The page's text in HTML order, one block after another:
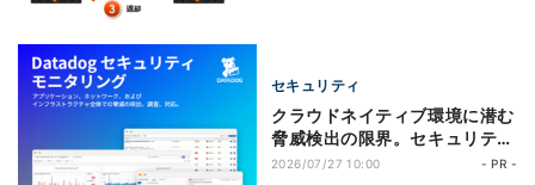
セキュリティ
クラウドネイティブ環境に潜む
脅威検出の限界。セキュリテ
ィ・開発・運用チームの監視デ
2026/07/27 10:00 - PR -